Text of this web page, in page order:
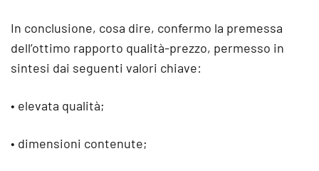
In conclusione, cosa dire, confermo la premessa
dell’ottimo rapporto qualità-prezzo, permesso in
sintesi dai seguenti valori chiave:
• elevata qualità;
• dimensioni contenute;